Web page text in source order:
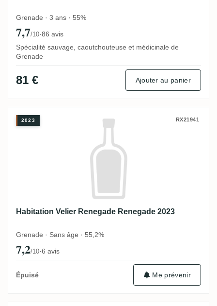
Grenade · 3 ans · 55%
7,7/10·86 avis
Spécialité sauvage, caoutchouteuse et médicinale de
Grenade
81 € Ajouter au panier
Habitation Velier Renegade Renegade
2023 RX21941
Habitation Velier Renegade Renegade 2023
Grenade · Sans âge · 55,2%
7,2/10·6 avis
Épuisé Me prévenir